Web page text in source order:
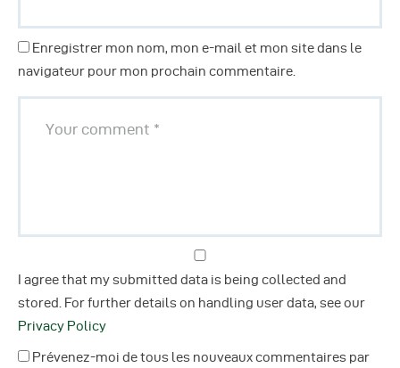
Enregistrer mon nom, mon e-mail et mon site dans le
navigateur pour mon prochain commentaire.
I agree that my submitted data is being collected and
stored. For further details on handling user data, see our
Privacy Policy
Prévenez-moi de tous les nouveaux commentaires par